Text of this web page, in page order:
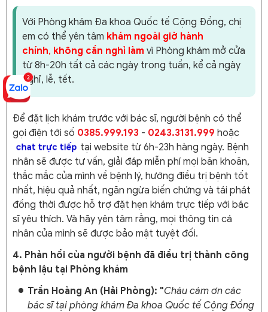
Với Phòng khám Đa khoa Quốc tế Cộng Đồng, chị
em có thể yên tâm khám ngoài giờ hành
chính, không cần nghỉ làm vì Phòng khám mở cửa
từ 8h-20h tất cả các ngày trong tuần, kể cả ngày
nghỉ, lễ, tết.
Để đặt lịch khám trước với bác sĩ, người bệnh có thể
gọi điện tới số 0385.999.193 - 0243.3131.999 hoặc
chat trực tiếp tại website từ 6h-23h hàng ngày. Bệnh
nhân sẽ được tư vấn, giải đáp miễn phí mọi băn khoăn,
thắc mắc của mình về bệnh lý, hướng điều trị bệnh tốt
nhất, hiệu quả nhất, ngăn ngừa biến chứng và tái phát
đồng thời được hỗ trợ đặt hẹn khám trực tiếp với bác
sĩ yêu thích. Và hãy yên tâm rằng, mọi thông tin cá
nhân của mình sẽ được bảo mật tuyệt đối.
4. Phản hồi của người bệnh đã điều trị thành công
bệnh lậu tại Phòng khám
Trần Hoàng An (Hải Phòng): "Cháu cám ơn các
bác sĩ tại phòng khám Đa khoa Quốc tế Cộng Đồng